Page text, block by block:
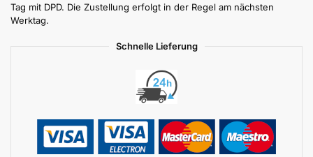
Tag mit DPD. Die Zustellung erfolgt in der Regel am nächsten
Werktag.
Schnelle Lieferung